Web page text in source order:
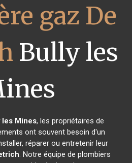
gaz De
Bully les
les Mines, les propriétaires de
ont souvent besoin d'un
réparer ou entretenir leur
. Notre équipe de plombiers